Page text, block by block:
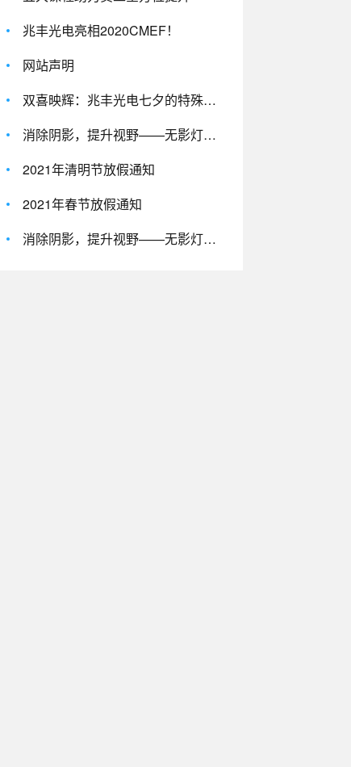
兆丰光电亮相2020CMEF！
网站声明
双喜映辉：兆丰光电七夕的特殊生日宴
消除阴影，提升视野——无影灯的技术革新，见证医疗的进步 —湖南兆丰光电
2021年清明节放假通知
2021年春节放假通知
消除阴影，提升视野——无影灯的技术革新